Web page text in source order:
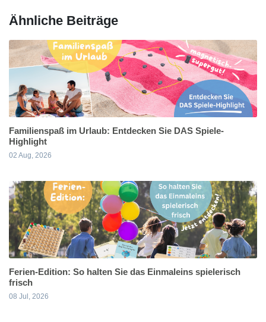
Ähnliche Beiträge
Familienspaß im Urlaub: Entdecken Sie DAS Spiele-
Highlight
02 Aug, 2026
Ferien-Edition: So halten Sie das Einmaleins spielerisch
frisch
08 Jul, 2026